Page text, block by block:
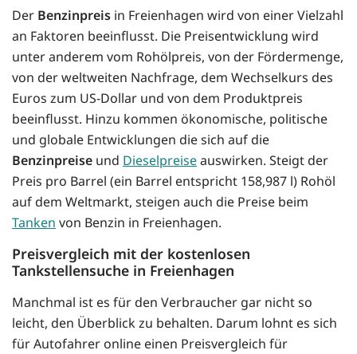
Der Benzinpreis in Freienhagen wird von einer Vielzahl
an Faktoren beeinflusst. Die Preisentwicklung wird
unter anderem vom Rohölpreis, von der Fördermenge,
von der weltweiten Nachfrage, dem Wechselkurs des
Euros zum US-Dollar und von dem Produktpreis
beeinflusst. Hinzu kommen ökonomische, politische
und globale Entwicklungen die sich auf die
Benzinpreise und Dieselpreiseauswirken. Steigt der
Preis pro Barrel (ein Barrel entspricht 158,987 l) Rohöl
auf dem Weltmarkt, steigen auch die Preise beim
Tanken von Benzin in Freienhagen.
Preisvergleich mit der kostenlosen
Tankstellensuche in Freienhagen
Manchmal ist es für den Verbraucher gar nicht so
leicht, den Überblick zu behalten. Darum lohnt es sich
für Autofahrer online einen Preisvergleich für